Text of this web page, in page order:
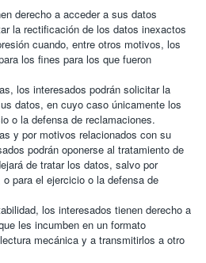
derecho a acceder a sus datos
la rectificación de los datos inexactos
cuando, entre otros motivos, los
los fines para los que fueron
los interesados podrán solicitar la
datos, en cuyo caso únicamente los
o la defensa de reclamaciones.
y por motivos relacionados con su
podrán oponerse al tratamiento de
de tratar los datos, salvo por
para el ejercicio o la defensa de
los interesados tienen derecho a
les incumben en un formato
mecánica y a transmitirlos a otro